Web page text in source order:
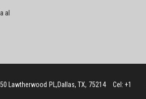
al
Lawtherwood PL,Dallas, TX, 75214 Cel: +1
546- 7228